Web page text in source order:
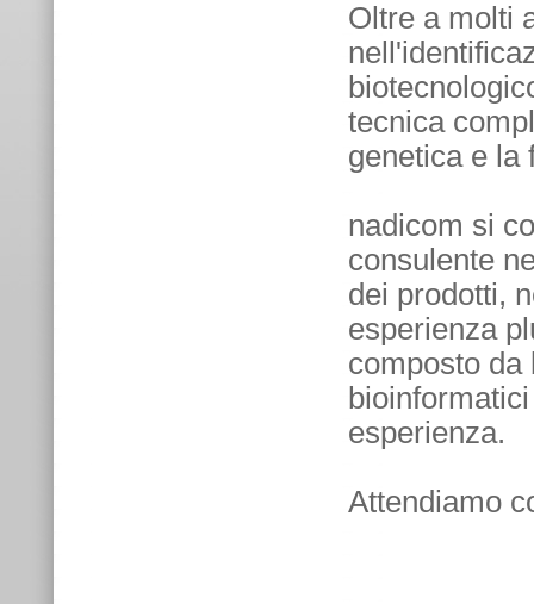
Oltre a molti
tecnica
genetica e la
nadicom si
consulente
dei prodotti,
esperienza
composto da
esperienza.
Attendiamo